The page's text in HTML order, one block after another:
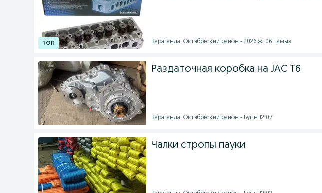
Караганда, Октябрьский район - 2026 ж. 06 тамыз
Раздаточная коробка на JAC T6
Караганда, Октябрьский район - Бүгін 12:07
Чалки стропы пауки